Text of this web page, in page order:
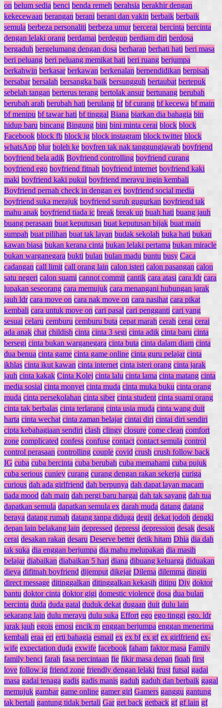
on belum sedia benci benda remeh berahsia berakhir dengan
kekecewaan berangan berani berani dan yakin berbaik berbaik
semula berbeza personaliti berbeza umur bercerai bercinta bercinta
dengan lelaki orang berdamai berdegup berdiam diri berdosa
bergaduh bergelumang dengan dosa berharap berhati hati beri masa
beri peluang beri peluang memikat hati beri ruang berjumpa
berkahwin berkasar berkawan berkenalan berpendidikan berpisah
bersabar bersalah bersangka baik bersungguh bertaubat bertepuk
sebelah tangan berterus terang bertolak ansur bertunang berubah
berubah arah berubah hati berulang bf bf curang bf kecewa bf main
bf menipu bf tawar hati bf tinggal Biana biarkan dia bahagia bin
hidup baru bincang Bingung bini bini minta cerai block block
Facebook block fb block ig block instagram block twitter block
whatsApp blur boleh ke boyfren tak nak tanggungjawab boyfriend
boyfriend bela adik Boyfriend controlling boyfriend curang
boyfriend ego boyfriend fitnah boyfriend internet boyfriend kaki
maki boyfriend kaki pukul boyfriend merayu ingin kembali
Boyfriend pernah check in dengan ex boyfriend social media
boyfriend suka merajuk boyfriend suruh gugurkan boyfriend tak
mahu anak boyfriend tiada ic break break up buah hati buang jauh
buang perasaan buat keputusan buat keputusan bijak buat main
sumpah buat pilihan buat tak layan budak sekolah buka hati bukan
kawan biasa bukan kerana cinta bukan lelaki pertama bukan miracle
bukan warganegara bukti bulan bulan madu buntu busy Caca
cadangan call limit call orang lain calon isteri calon pasangan calon
satu negeri calon suami cannot commit cantik cara atasi cara ldr cara
lupakan seseorang cara memujuk cara menangani hubungan jarak
jauh ldr cara move on cara nak move on cara nasihat cara pikat
kembali cara untuk move on cari pasal cari pengganti cari yang
sesuai celaru cemburu cemburu buta cepat marah cerah cerai cerai
ada anak chat childish cinta cinta 3 segi cinta adik cinta baru cinta
bersegi cinta bukan warganegara cinta buta cinta dalam diam cinta
dua benua cinta game cinta game online cinta guru pelajar cinta
ikhlas cinta ikut kawan cinta internet cinta isteri orang cinta jarak
jauh cinta kakak Cinta Kolej cinta lalu cinta lama cinta matang cinta
media sosial cinta monyet cinta muda cinta muka buku cinta orang
muda cinta persekolahan cinta siber cinta student cinta suami orang
cinta tak berbalas cinta terlarang cinta usia muda cinta wang duit
harta cinta wechat cinta zaman belajar cintai diri cintai diri sendiri
cipta kebahagiaan sendiri clash clingy closure come clean comfort
zone complicated confess confuse contact contact semula control
control perasaan controlling couple covid crush crush follow back
IG cuba cuba bercinta cuba berubah cuba memahami cuba pujuk
cuba serious cuniey curang curang dengan rakan sekerja curiga
curious dah ada girlfriend dah berpunya dah dapat layan macam
tiada mood dah main dah pergi baru hargai dah tak sayang dah tua
dapatkan semula dapatkan semula ex darah muda datang datang
beraya datang rumah datang tanpa diduga degil dekat jodoh dengki
depan lain belakang lain depressed depressi depression desak desak
cerai desakan rakan desaru Deserve better detik hitam Dhia dia dah
tak suka dia enggan berjumpa dia mahu melupakan dia masih
belajar diabaikan diabaikan 5 hari diana dibuang keluarga diduakan
dieya difitnah boyfriend dijemput dikejar Dilema dilemma dingin
direct message ditinggalkan ditinggalkan kekasih ditipu Diy doktor
bantu doktor cinta doktor gigi domestic violence dosa dua bulan
bercinta duda duda gatal duduk dekat dugaan duit dulu lain
sekarang lain dulu merayu dulu suka Effort ego ego tinggi ego. ldr
jarak jauh egois emosi encik m enggan berjumpa enggan menerima
kembali eraa eri erti bahagia esmail ex ex bf ex gf ex girlfriend ex-
wife expectation duda exwife facebook faham faktor masa Family
family benci farah fasa percintaan fie fikir masa depan fiqah first
love follow ig friend zone friendly dengan lelaki frust futsal gadai
masa gadai tenaga gadis gadis manis gaduh gaduh dan berbaik gagal
memujuk gambar game online gamer girl Gamers ganggu gantung
tak bertali gantung tidak bertali Gar get back getback gf gf lain gf